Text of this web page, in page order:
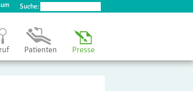
Suche:
Patienten Presse